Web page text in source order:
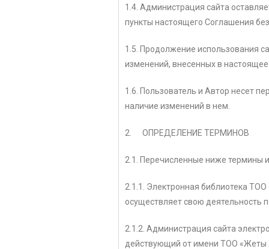
1.4. Администрация сайта
пункты настоящего Соглашения
1.5. Продолжение использования
изменений, внесенных в
1.6. Пользователь и Автор несет
наличие изменений в нем.
2. ОПРЕДЕЛЕНИЕ ТЕРМИНОВ
2.1. Перечисленные ниже термины
2.1.1. Электронная библиотека
осуществляет свою деятельность
2.1.2. Администрация сайта
действующий от имени ТОО «Жеты